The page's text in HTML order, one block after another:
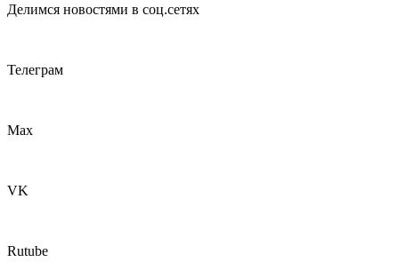
Делимся новостями в соц.сетях
Телеграм
Max
VK
Rutube